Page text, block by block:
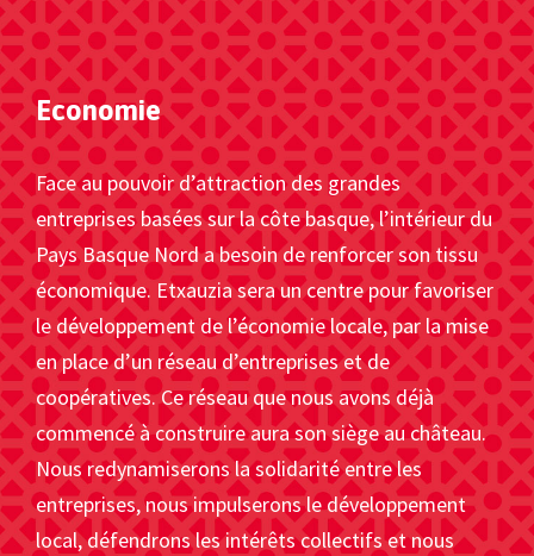
Economie
Face au pouvoir d’attraction des grandes
entreprises basées sur la côte basque, l’intérieur du
Pays Basque Nord a besoin de renforcer son tissu
économique. Etxauzia sera un centre pour favoriser
le développement de l’économie locale, par la mise
en place d’un réseau d’entreprises et de
coopératives. Ce réseau que nous avons déjà
commencé à construire aura son siège au château.
Nous redynamiserons la solidarité entre les
entreprises, nous impulserons le développement
local, défendrons les intérêts collectifs et nous